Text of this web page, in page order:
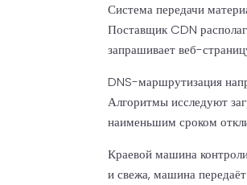
Система передачи
Поставщик CDN
запрашивает веб-
DNS-маршрутизация
Алгоритмы исследуют
наименьшим сроком
Краевой машина
и свежа, машина